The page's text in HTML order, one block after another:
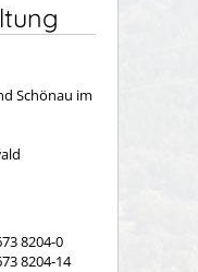
Schönau im
8204-0
8204-14